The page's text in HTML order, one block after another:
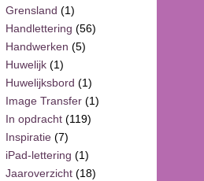
Grensland (1)
Handlettering (56)
Handwerken (5)
Huwelijk (1)
Huwelijksbord (1)
Image Transfer (1)
In opdracht (119)
Inspiratie (7)
iPad-lettering (1)
Jaaroverzicht (18)